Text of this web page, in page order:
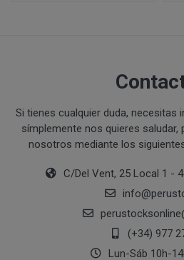
Si tienes cualquier duda, necesitas
símplemente nos quieres
nosotros mediante los
C/Del Vent, 25 Local 1 -
info@
perustocksonline
(+34) 977
Lun-Sáb 10h-
que el cliente deberá
Los pasos a seguir para
requeridos a tal
newsletter. En la
un mensaje en
Accedemos a la
identifica..